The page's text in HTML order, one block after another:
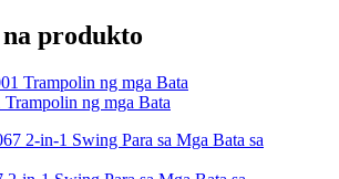
produkto
ng mga Bata